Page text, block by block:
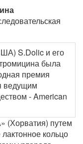
S.Dolic и его
была
премия
ведущим
- American
(Хорватия) путем
кольцо